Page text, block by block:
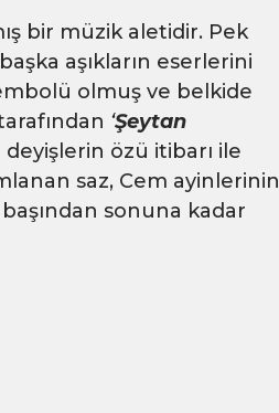
bir müzik aletidir. Pek
aşıkların eserlerini
olmuş ve belkide
‘Şeytan
özü itibarı ile
saz, Cem ayinlerinin
sonuna kadar